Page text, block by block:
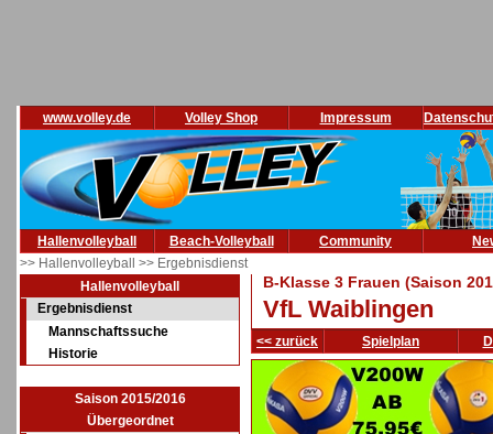
www.volley.de Volley Shop Impressum
Hallenvolleyball Beach-Volleyball Community
>> Hallenvolleyball >> Ergebnisdienst
Hallenvolleyball
Ergebnisdienst
Mannschaftssuche
Historie
Saison 2015/2016
Übergeordnet
B-Klasse 3 Frauen (Saison
VfL Waiblingen
<< zurück Spielplan